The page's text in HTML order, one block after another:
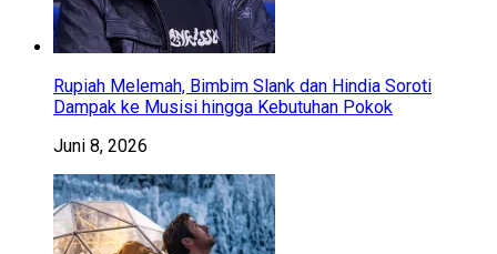
Rupiah Melemah, Bimbim Slank dan Hindia Soroti
Dampak ke Musisi hingga Kebutuhan Pokok
Juni 8, 2026